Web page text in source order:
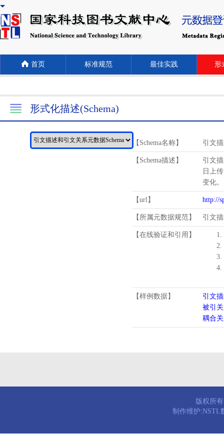
首页 标准规范 最佳实践 形
形式化描述(Schema)
【Schema名称】 引文
【Schema描述】
引文
日上
变化。
【url】 http://
【所属元数据规范】 引文
【在线验证和引用】
1.
2.
3.
4.
【样例数据】
引文
被引
耦合
版权所
制作维护:NSTL